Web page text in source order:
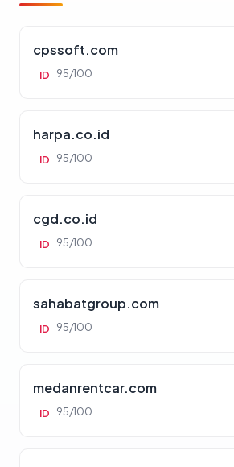
cpssoft.com
ID 95/100
harpa.co.id
ID 95/100
cgd.co.id
ID 95/100
sahabatgroup.com
ID 95/100
medanrentcar.com
ID 95/100